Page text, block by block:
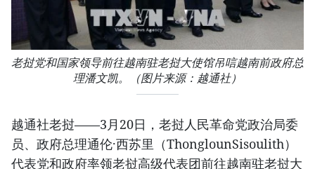
老挝党和国家领导前往越南驻老挝大使馆吊唁越南前政府总
理潘文凯。（图片来源：越通社）
越通社老挝——3月20日，老挝人民革命党政治局委
员、政府总理通伦·西苏里（ThonglounSisoulith）
代表党和政府率领老挝高级代表团前往越南驻老挝大